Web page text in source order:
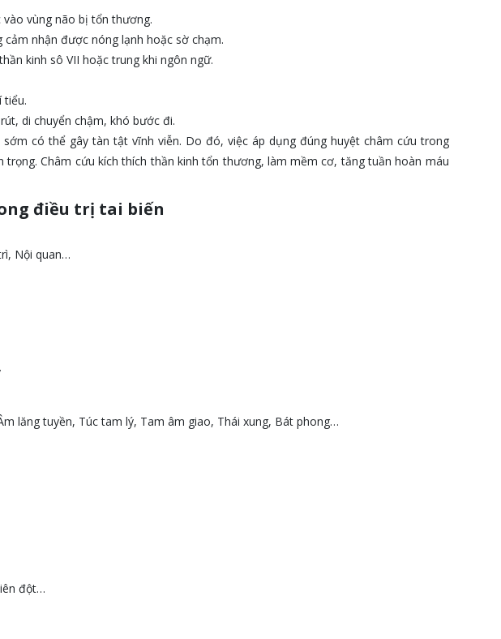
vùng não bị tổn thương.
nhận được nóng lạnh hoặc sờ chạm.
kinh sô VII hoặc trung khi ngôn ngữ.
tiểu.
di chuyển chậm, khó bước đi.
có thể gây tàn tật vĩnh viễn. Do đó, việc áp dụng đúng huyệt châm cứu trong
Châm cứu kích thích thần kinh tổn thương, làm mềm cơ, tăng tuần hoàn máu
điều trị tai biến
Nội quan…
lăng tuyền, Túc tam lý, Tam âm giao, Thái xung, Bát phong…
đột…